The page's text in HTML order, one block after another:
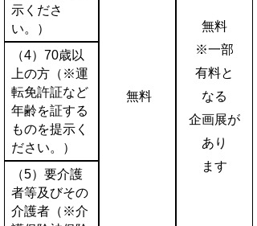
無料
無料
※一部
有料と
なる
企画展が
あり
ます
示くださ
い。）
（4）70歳以
上の方（※運
転免許証など
年齢を証する
ものを提示く
ださい。）
（5）要介護
者等及びその
介護者（※介